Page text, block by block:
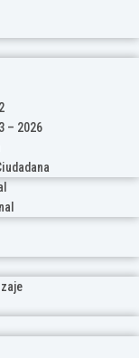
– 2026